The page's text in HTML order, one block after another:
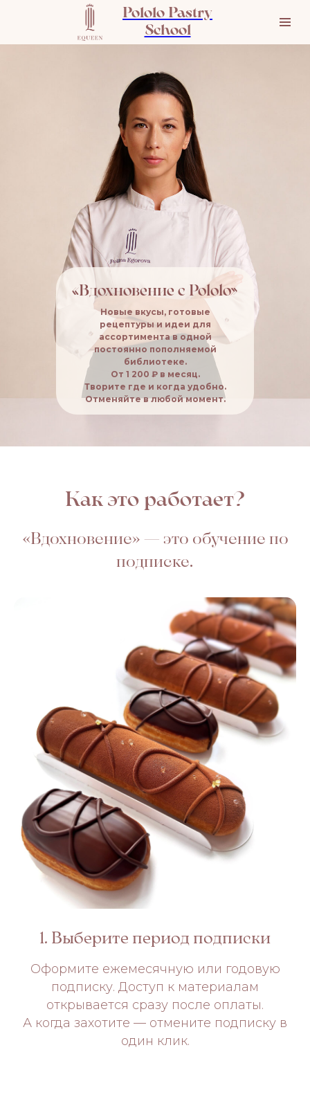
Pololo Pastry
School
«Вдохновение с Pololo»
Новые вкусы, готовые
рецептуры и идеи для
ассортимента в одной
постоянно пополняемой
библиотеке.
От 1 200 ₽ в месяц.
Творите где и когда удобно.
Отменяйте в любой момент.
Как это работает?
«Вдохновение» — это обучение по
подписке.
1. Выберите период подписки
Оформите ежемесячную или годовую
подписку. Доступ к материалам
открывается сразу после оплаты.
А когда захотите — отмените подписку в
один клик.